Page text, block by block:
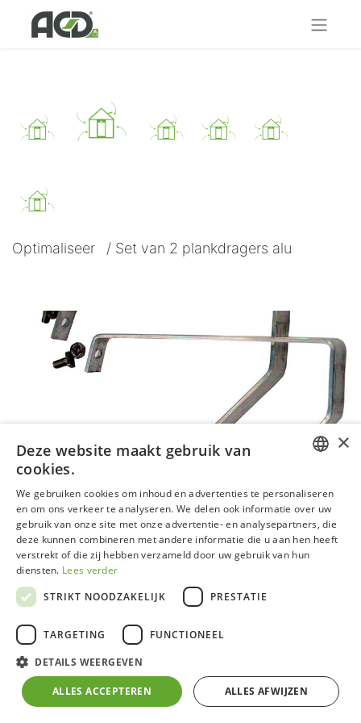
Optimaliseer / Set van 2 plankdragers alu
Set van 2 plankdragers alu
Eenvoudige installatie
GERMAN
FRENCH
×
Deze website maakt gebruik van
cookies.
We gebruiken cookies om inhoud en advertenties te personaliseren
en om ons verkeer te analyseren. We delen ook informatie over uw
gebruik van onze site met onze advertentie- en analysepartners, die
deze kunnen combineren met andere informatie die u aan hen heeft
verstrekt of die zij hebben verzameld door uw gebruik van hun
diensten. Lees verder
STRIKT NOODZAKELIJK
PRESTATIE
TARGETING FUNCTIONEEL
DETAILS WEERGEVEN
ALLES ACCEPTEREN ALLES AFWIJZEN